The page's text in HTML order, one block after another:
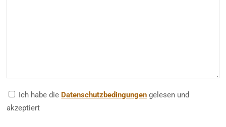
Ich habe die Datenschutzbedingungen gelesen und
akzeptiert